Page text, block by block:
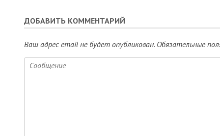
ДОБАВИТЬ КОММЕНТАРИЙ
Ваш адрес email не будет опубликован. Обязательные